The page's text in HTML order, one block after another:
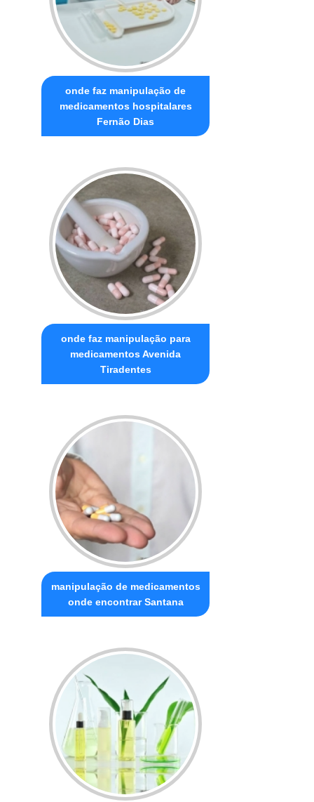
onde faz manipulação de
medicamentos hospitalares
Fernão Dias
onde faz manipulação para
medicamentos Avenida
Tiradentes
manipulação de medicamentos
onde encontrar Santana